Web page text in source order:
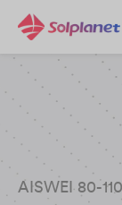
AISWEI 80-